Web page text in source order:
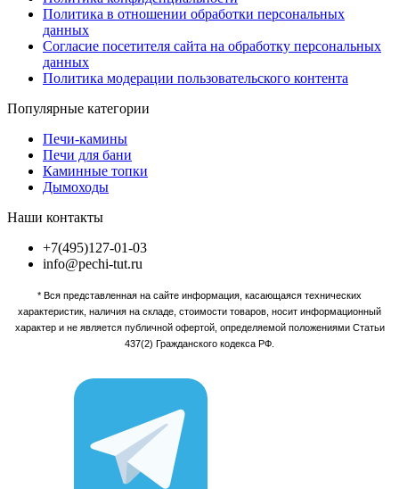
Политика в отношении обработки персональных
данных
Согласие посетителя сайта на обработку персональных
данных
Политика модерации пользовательского контента
Популярные категории
Печи-камины
Печи для бани
Каминные топки
Дымоходы
Наши контакты
+7(495)127-01-03
info@pechi-tut.ru
* Вся представленная на сайте информация, касающаяся технических
характеристик, наличия на складе, стоимости товаров, носит информационный
характер и не является публичной офертой, определяемой положениями Статьи
437(2) Гражданского кодекса РФ.